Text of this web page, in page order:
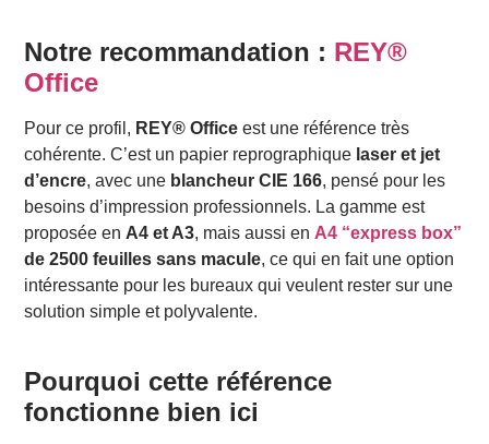
Notre recommandation : REY®
Office
Pour ce profil, REY® Office est une référence très
cohérente. C’est un papier reprographique laser et jet
d’encre, avec une blancheur CIE 166, pensé pour les
besoins d’impression professionnels. La gamme est
proposée en A4 et A3, mais aussi en A4 “express box”
de 2500 feuilles sans macule, ce qui en fait une option
intéressante pour les bureaux qui veulent rester sur une
solution simple et polyvalente.
Pourquoi cette référence
fonctionne bien ici